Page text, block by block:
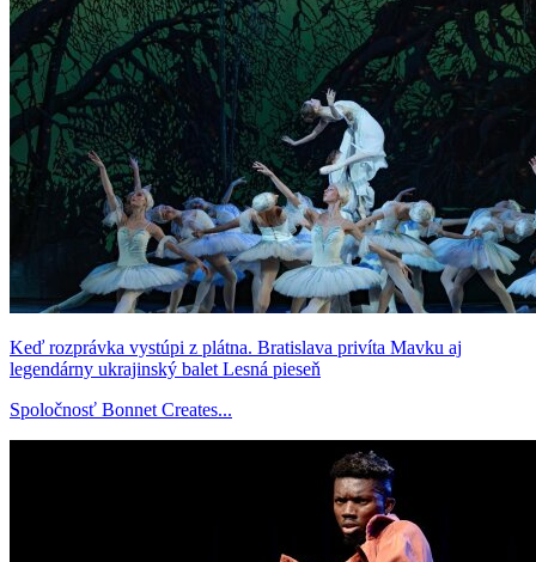
Keď rozprávka vystúpi z plátna. Bratislava privíta Mavku aj
legendárny ukrajinský balet Lesná pieseň
Spoločnosť Bonnet Creates...